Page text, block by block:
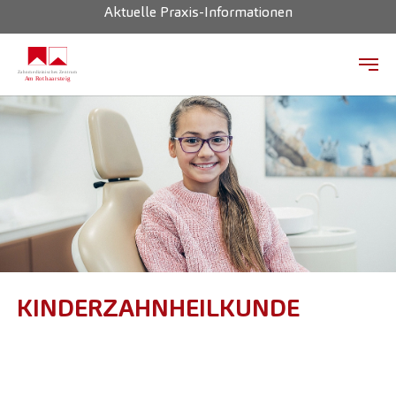
Zum Hauptinhalt springen
Aktuelle Praxis-Informationen
KINDERZAHNHEILKUNDE